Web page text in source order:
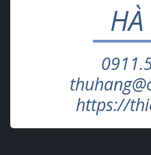
https://